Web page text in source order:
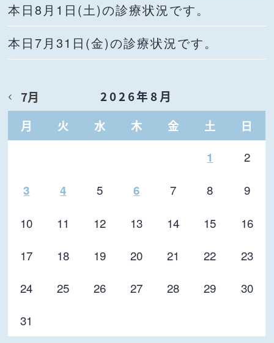
本日8月1日(土)の診療状況です。
本日7月31日(金)の診療状況です。
2026年8月
月
火 水 木 金 土 日
7月
1 2
3 4 5 6 7 8
9
10
11 12 13 14 15
16
17
18 19 20 21 22
23
24
25 26 27 28 29
30
31